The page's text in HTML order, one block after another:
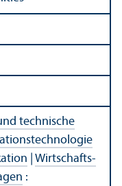
technische
Wirtschafts-
: